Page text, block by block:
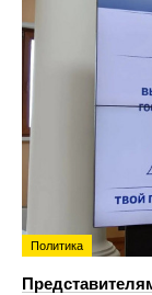
Политика